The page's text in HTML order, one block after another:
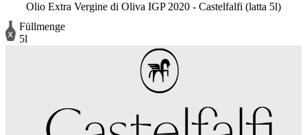
Olio Extra Vergine di Oliva IGP 2020 - Castelfalfi (latta 5l)
Füllmenge
5l